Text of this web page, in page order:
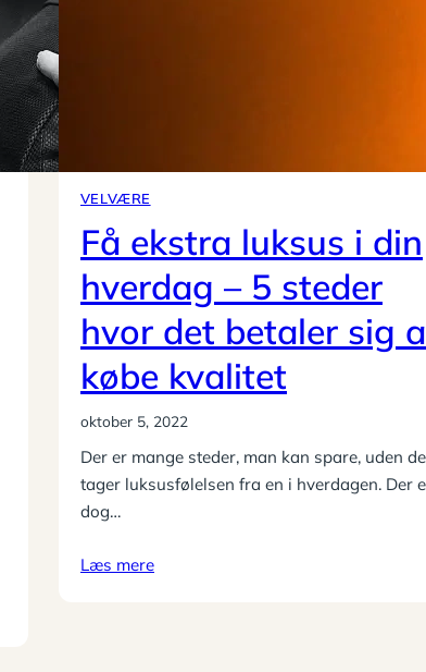
VELVÆRE
Få ekstra luksus i din
hverdag – 5 steder
hvor det betaler sig
købe kvalitet
oktober 5, 2022
Der er mange steder, man kan spare, uden
tager luksusfølelsen fra en i hverdagen. Der
dog…
Læs mere